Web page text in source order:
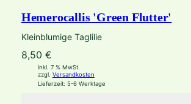
Hemerocallis 'Green Flutter'
Kleinblumige Taglilie
8,50 €
inkl. 7 % MwSt.
zzgl. Versandkosten
Lieferzeit: 5-6 Werktage